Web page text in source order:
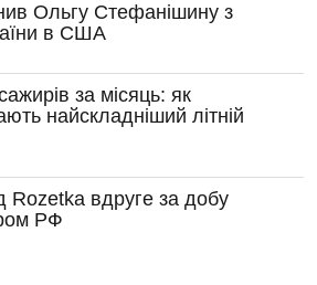
Ольгу Стефанішину з
в США
за місяць: як
найскладніший літній
Rozetka вдруге за добу
РФ